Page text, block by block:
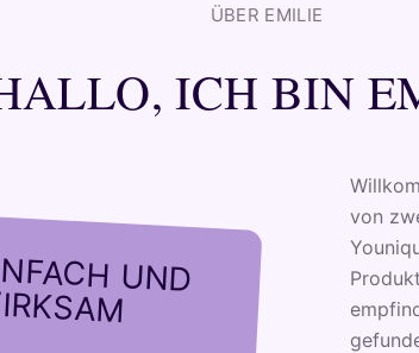
ÜBER EMILIE
ICH BIN
UND
von